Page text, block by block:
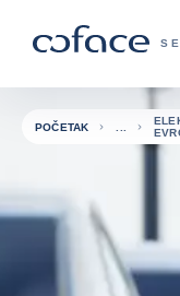
Povratak na početnu
POČETAK